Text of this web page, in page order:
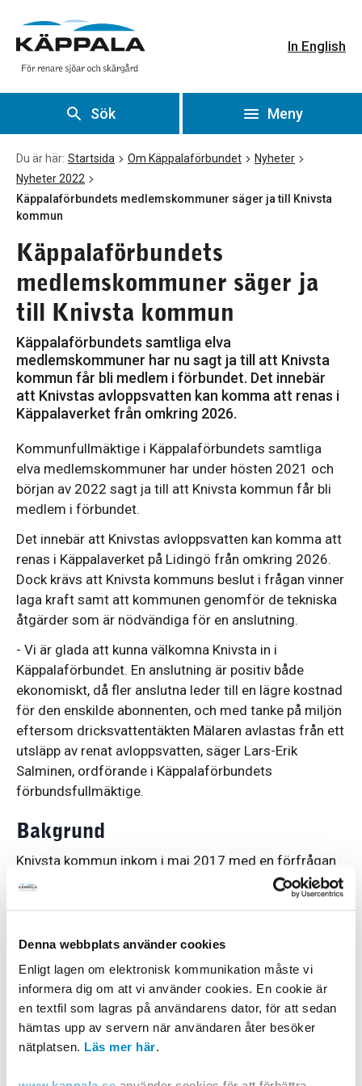
Denna webbplats använder cookies
Enligt lagen om elektronisk kommunikation måste vi
informera dig om att vi använder cookies. En cookie är
en textfil som lagras på användarens dator, för att sedan
hämtas upp av servern när användaren åter besöker
nätplatsen. Läs mer här.
In English
Sök Meny
Du är här: Startsida Om Käppalaförbundet
Nyheter
Nyheter 2022
Käppalaförbundets medlemskommuner säger ja till Knivsta
kommun
Käppalaförbundets
medlemskommuner säger ja
till Knivsta kommun
Käppalaförbundets samtliga elva
medlemskommuner har nu sagt ja till att Knivsta
kommun får bli medlem i förbundet. Det innebär
att Knivstas avloppsvatten kan komma att renas i
Käppalaverket från omkring 2026.
Kommunfullmäktige i Käppalaförbundets samtliga
elva medlemskommuner har under hösten 2021 och
början av 2022 sagt ja till att Knivsta kommun får bli
medlem i förbundet.
Det innebär att Knivstas avloppsvatten kan komma att
renas i Käppalaverket på Lidingö från omkring 2026.
Dock krävs att Knivsta kommuns beslut i frågan vinner
laga kraft samt att kommunen genomför de tekniska
åtgärder som är nödvändiga för en anslutning.
- Vi är glada att kunna välkomna Knivsta in i
Käppalaförbundet. En anslutning är positiv både
ekonomiskt, då fler anslutna leder till en lägre kostnad
för den enskilde abonnenten, och med tanke på miljön
eftersom dricksvattentäkten Mälaren avlastas från ett
utsläpp av renat avloppsvatten, säger Lars-Erik
Salminen, ordförande i Käppalaförbundets
förbundsfullmäktige.
Bakgrund
Knivsta kommun inkom i maj 2017 med en förfrågan
om att påbörja en utredning om en möjlig anslutning
till Käppalaförbundet. Frågan har därefter utretts
ekonomiska utgångspunkter. Utredningen visar att det
inte finns några hinder för en anslutning.
En anslutning är positiv från ekonomisk synvinkel då
den innebär att fler abonnenter delar på de fasta
kostnaderna, vilket leder till att nettokostnaden för
den enskilde abonnenten blir lägre. Fler abonnenter